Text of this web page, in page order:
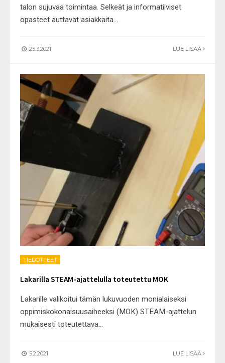
talon sujuvaa toimintaa. Selkeät ja informatiiviset
opasteet auttavat asiakkaita...
25.3.2021 LUE LISÄÄ
TIEDOTTEET
Lakarilla STEAM-ajattelulla toteutettu MOK
Lakarille valikoitui tämän lukuvuoden monialaiseksi
oppimiskokonaisuusaiheeksi (MOK) STEAM-ajattelun
mukaisesti toteutettava...
5.2.2021 LUE LISÄÄ